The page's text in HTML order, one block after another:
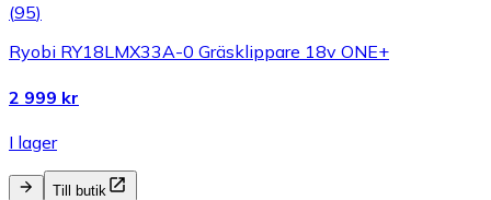
(95)
Ryobi RY18LMX33A-0 Gräsklippare 18v ONE+
2 999 kr
I lager
Till butik